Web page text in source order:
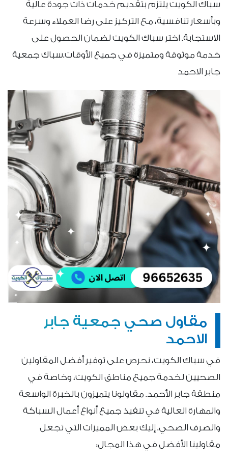
سباك الكويت يلتزم بتقديم خدمات ذات جودة عالية
وبأسعار تنافسية، مع التركيز على رضا العملاء وسرعة
الاستجابة. اختر سباك الكويت لضمان الحصول على
خدمة موثوقة ومتميزة في جميع الأوقات.سباك جمعية
جابر الاحمد
مقاول صحي جمعية جابر
الاحمد
في سباك الكويت، نحرص على توفير أفضل المقاولين
الصحيين لخدمة جميع مناطق الكويت، وخاصة في
منطقة جابر الأحمد. مقاولونا يتميزون بالخبرة الواسعة
والمهارة العالية في تنفيذ جميع أنواع أعمال السباكة
والصرف الصحي. إليك بعض المميزات التي تجعل
مقاولينا الأفضل في هذا المجال: